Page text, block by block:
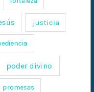
justicia
poder divino
promesas